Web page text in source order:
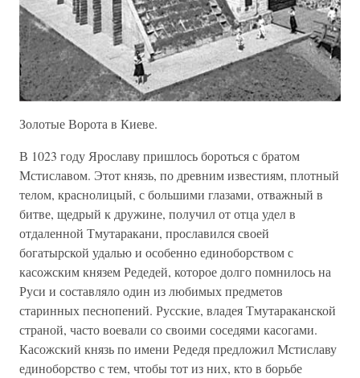
Золотые Ворота в Киеве.
В 1023 году Ярославу пришлось бороться с братом
Мстиславом. Этот князь, по древним известиям, плотный
телом, краснолицый, с большими глазами, отважный в
битве, щедрый к дружине, получил от отца удел в
отдаленной Тмутаракани, прославился своей
богатырской удалью и особенно единоборством с
касожским князем Редедей, которое долго помнилось на
Руси и составляло один из любимых предметов
старинных песнопений. Русские, владея Тмутараканской
страной, часто воевали со своими соседями касогами.
Касожский князь по имени Редедя предложил Мстиславу
единоборство с тем, чтобы тот из них, кто в борьбе